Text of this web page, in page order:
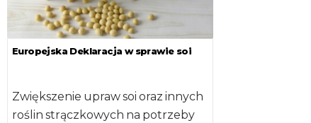
Europejska Deklaracja w sprawie soi
Zwiększenie upraw soi oraz innych
roślin strączkowych na potrzeby